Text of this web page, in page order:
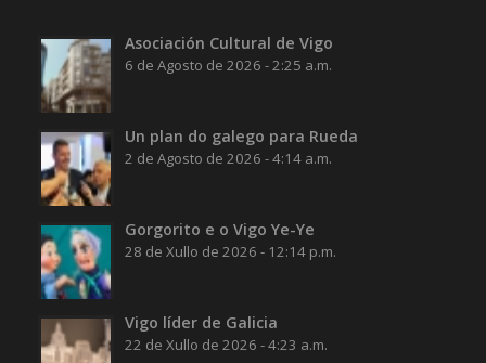
Asociación Cultural de Vigo
6 de Agosto de 2026 - 2:25 a.m.
Un plan do galego para Rueda
2 de Agosto de 2026 - 4:14 a.m.
Gorgorito e o Vigo Ye-Ye
28 de Xullo de 2026 - 12:14 p.m.
Vigo líder de Galicia
22 de Xullo de 2026 - 4:23 a.m.